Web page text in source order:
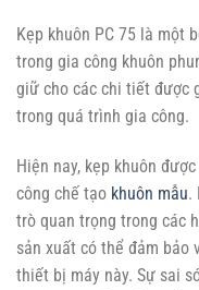
Kẹp khuôn PC 75 là một
trong gia công khuôn
giữ cho các chi tiết được
trong quá trình gia công.
Hiện nay, kẹp khuôn
công chế tạo khuôn mẫu.
trò quan trọng trong các
sản xuất có thể đảm bảo
thiết bị máy này. Sự sai